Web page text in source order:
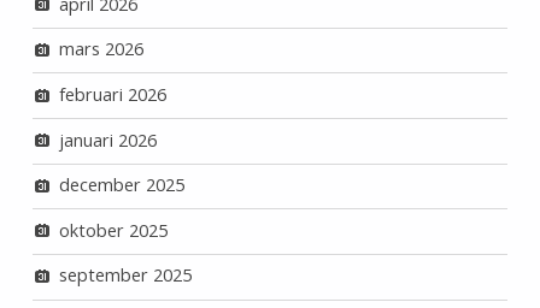
mars 2026
februari 2026
januari 2026
december 2025
oktober 2025
september 2025